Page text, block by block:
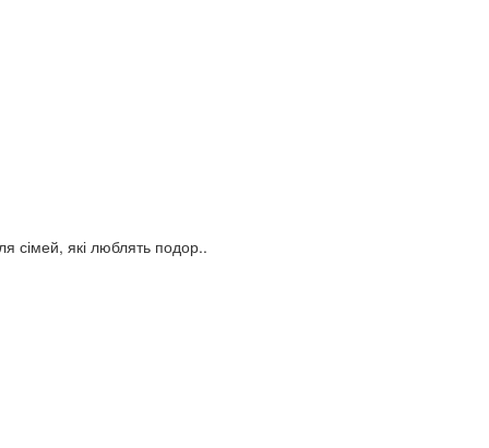
сімей, які люблять подор..